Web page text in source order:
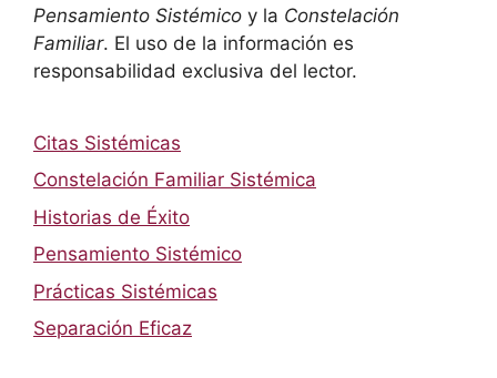
Pensamiento Sistémico y la Constelación
Familiar. El uso de la información es
responsabilidad exclusiva del lector.
Citas Sistémicas
Constelación Familiar Sistémica
Historias de Éxito
Pensamiento Sistémico
Prácticas Sistémicas
Separación Eficaz